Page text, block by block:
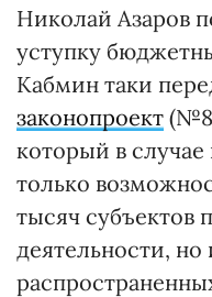
Николай Азаров
уступку
Кабмин таки
законопроект
который в случае
только
тысяч субъектов
деятельности,